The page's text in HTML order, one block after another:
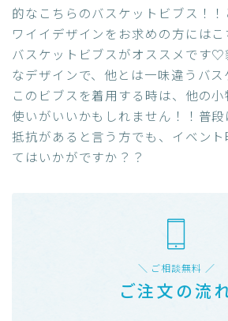
的なこちらのバスケットビブス！
ワイイデザインをお求めの方には
バスケットビブスがオススメです
なデザインで、他とは一味違うバス
このビブスを着用する時は、他の
使いがいいかもしれません！！普
抵抗があると言う方でも、イベン
てはいかがですか？？
＼ ご相談無料 ／
ご注文の流